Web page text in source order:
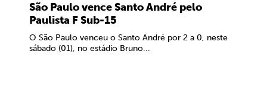
São Paulo vence Santo André pelo
Paulista F Sub-15
O São Paulo venceu o Santo André por 2 a 0, neste
sábado (01), no estádio Bruno...